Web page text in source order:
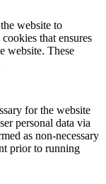
website to
that ensures
website. These
for the website
personal data via
as non-necessary
prior to running